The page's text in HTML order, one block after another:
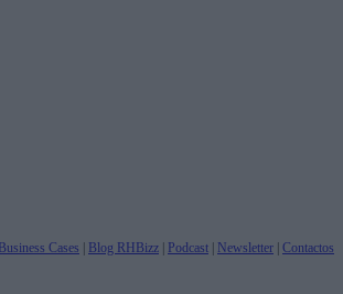
Business Cases Blog RHBizz Podcast Newsletter Contactos